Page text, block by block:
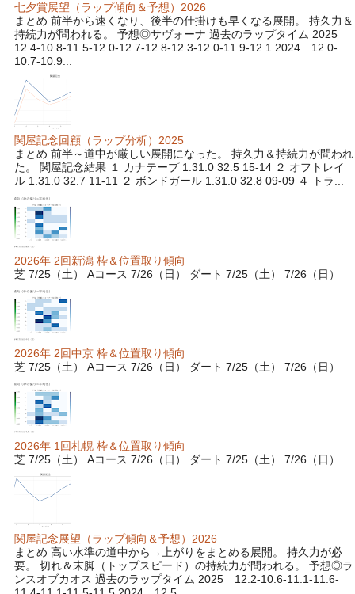
七夕賞展望（ラップ傾向＆予想）2026
まとめ 前半から速くなり、後半の仕掛けも早くなる展開。 持久力＆
持続力が問われる。 予想◎サヴォーナ 過去のラップタイム 2025
12.4-10.8-11.5-12.0-12.7-12.8-12.3-12.0-11.9-12.1 2024 12.0-
10.7-10.9...
関屋記念回顧（ラップ分析）2025
まとめ 前半～道中が厳しい展開になった。 持久力＆持続力が問われ
た。 関屋記念結果 １ カナテープ 1.31.0 32.5 15-14 ２ オフトレイ
ル 1.31.0 32.7 11-11 ２ ボンドガール 1.31.0 32.8 09-09 ４ トラ...
2026年 2回新潟 枠＆位置取り傾向
芝 7/25（土） Aコース 7/26（日） ダート 7/25（土） 7/26（日）
2026年 2回中京 枠＆位置取り傾向
芝 7/25（土） Aコース 7/26（日） ダート 7/25（土） 7/26（日）
2026年 1回札幌 枠＆位置取り傾向
芝 7/25（土） Aコース 7/26（日） ダート 7/25（土） 7/26（日）
関屋記念展望（ラップ傾向＆予想）2026
まとめ 高い水準の道中から→上がりをまとめる展開。 持久力が必
要。 切れ＆末脚（トップスピード）の持続力が問われる。 予想◎ラ
ンスオブカオス 過去のラップタイム 2025 12.2-10.6-11.1-11.6-